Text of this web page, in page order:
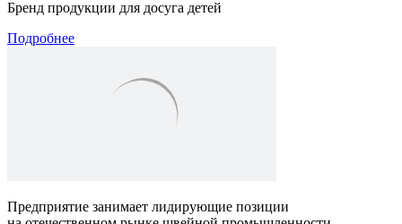
Бренд продукции для досуга детей
Подробнее
Предприятие занимает лидирующие позиции